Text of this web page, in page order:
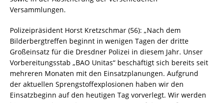
Versammlungen.
Polizeipräsident Horst Kretzschmar (56): „Nach dem
Bilderbergtreffen beginnt in wenigen Tagen der dritte
Großeinsatz für die Dresdner Polizei in diesem Jahr. Unser
Vorbereitungsstab „BAO Unitas“ beschäftigt sich bereits seit
mehreren Monaten mit den Einsatzplanungen. Aufgrund
der aktuellen Sprengstoffexplosionen haben wir den
Einsatzbeginn auf den heutigen Tag vorverlegt. Wir werden